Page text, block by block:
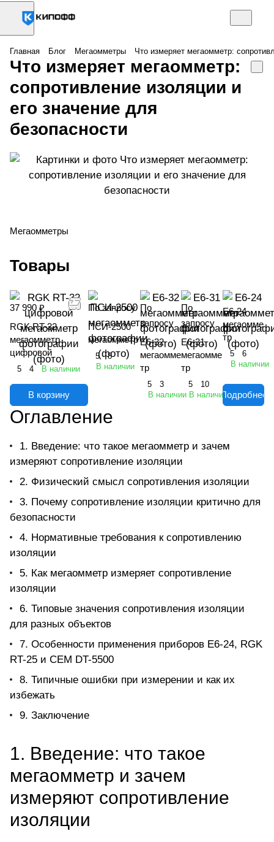
Главная Блог Мегаомметры Что измеряет мегаомметр:
Что измеряет мегаомметр:
сопротивление изоляции и
его значение для
безопасности
Мегаомметры
Товары
37 990 ₽
RGK RT-32
мегаомметр
цифровой
5 4 В наличии
В корзину
По запросу
ПСИ-2500
мегаомметр
5
8
В наличии
По
запросу
Е6-32
мегаомме
тр
5
3
В наличии
По
запросу
Е6-31
мегаомме
тр
5
10
В наличии
Е6-24
мегаомме
тр
5
6
В наличии
Подробнее
Оглавление
1. Введение: что такое мегаомметр и зачем
измеряют сопротивление изоляции
2. Физический смысл сопротивления изоляции
3. Почему сопротивление изоляции критично для
безопасности
4. Нормативные требования к сопротивлению
изоляции
5. Как мегаомметр измеряет сопротивление
изоляции
6. Типовые значения сопротивления изоляции
для разных объектов
7. Особенности применения приборов Е6-24, RGK
RT-25 и CEM DT-5500
8. Типичные ошибки при измерении и как их
избежать
9. Заключение
1. Введение: что такое
мегаомметр и зачем
измеряют сопротивление
изоляции